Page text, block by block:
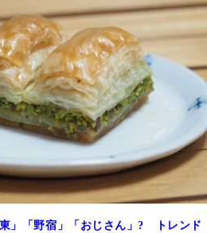
」「野宿」「おじさん」? トレンド